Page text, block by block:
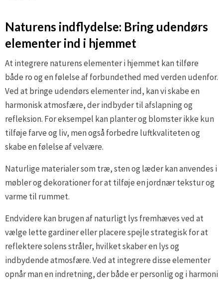
Naturens indflydelse: Bring udendørs
elementer ind i hjemmet
At integrere naturens elementer i hjemmet kan tilføre
både ro og en følelse af forbundethed med verden udenfor.
Ved at bringe udendørs elementer ind, kan vi skabe en
harmonisk atmosfære, der indbyder til afslapning og
refleksion. For eksempel kan planter og blomster ikke kun
tilføje farve og liv, men også forbedre luftkvaliteten og
skabe en følelse af velvære.
Naturlige materialer som træ, sten og læder kan anvendes i
møbler og dekorationer for at tilføje en jordnær tekstur og
varme til rummet.
Endvidere kan brugen af naturligt lys fremhæves ved at
vælge lette gardiner eller placere spejle strategisk for at
reflektere solens stråler, hvilket skaber en lys og
indbydende atmosfære. Ved at integrere disse elementer
opnår man en indretning, der både er personlig og i harmoni